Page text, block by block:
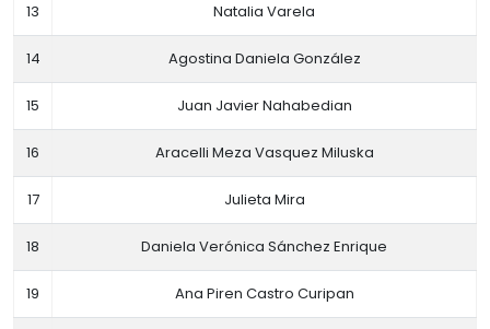
13 Natalia Varela
14 Agostina Daniela González
15 Juan Javier Nahabedian
16 Aracelli Meza Vasquez Miluska
17 Julieta Mira
18 Daniela Verónica Sánchez Enrique
19 Ana Piren Castro Curipan